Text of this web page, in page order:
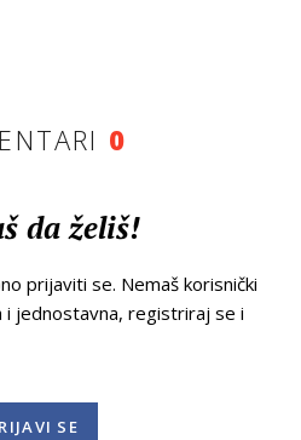
0
da želiš!
prijaviti se. Nemaš korisnički
i jednostavna, registriraj se i
SE